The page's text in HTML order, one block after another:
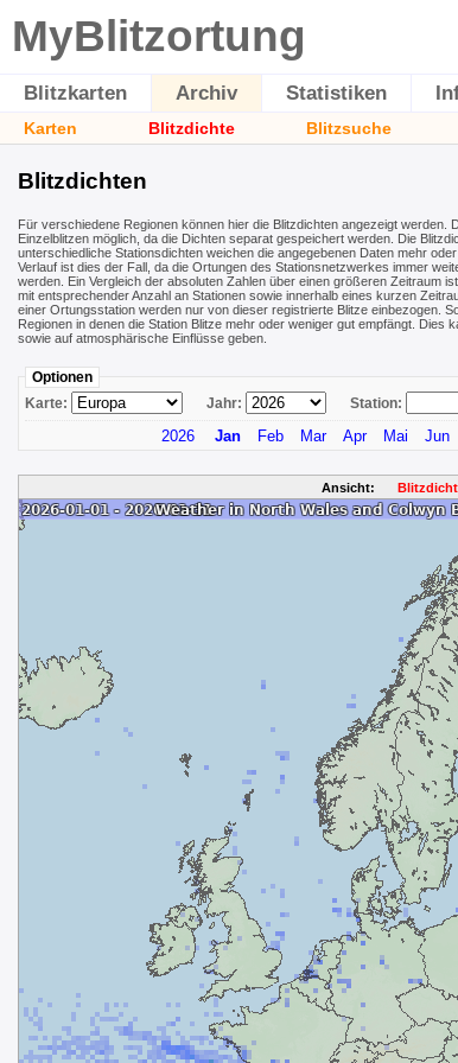
MyBlitzortung
Blitzkarten Archiv Statistiken
Karten Blitzdichte Blitzsuche
Blitzdichten
Für verschiedene Regionen können hier die Blitzdichten angezeigt werden.
Einzelblitzen möglich, da die Dichten separat gespeichert werden. Die
unterschiedliche Stationsdichten weichen die angegebenen Daten mehr
Verlauf ist dies der Fall, da die Ortungen des Stationsnetzwerkes immer
werden. Ein Vergleich der absoluten Zahlen über einen größeren Zeitraum
mit entsprechender Anzahl an Stationen sowie innerhalb eines kurzen
einer Ortungsstation werden nur von dieser registrierte Blitze einbezogen.
Regionen in denen die Station Blitze mehr oder weniger gut empfängt. Dies
sowie auf atmosphärische Einflüsse geben.
Optionen
Karte:
Jahr: Station:
2026 Jan Feb Mar Apr Mai Jun
Ansicht: